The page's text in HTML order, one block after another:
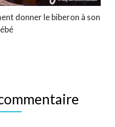
donner le biberon à son